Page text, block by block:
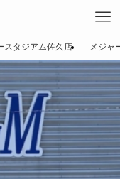
スタジアム佐久店 メジャ